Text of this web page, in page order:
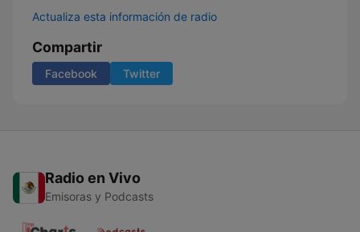
Actualiza esta información de radio
Compartir
Facebook Twitter
Radio en Vivo
Emisoras y Podcasts